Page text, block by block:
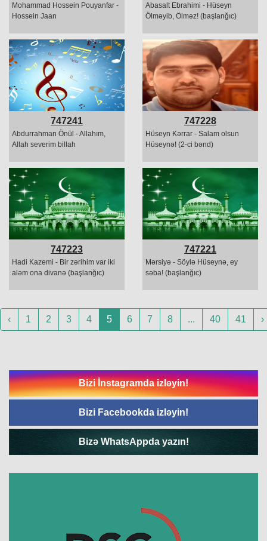
Mohammad Hossein Pouyanfar -
Hossein Jaan
Abasalt Ebrahimi - Hüseyn
Ölməyib, Ölməz! (başlanğıc)
747241
Abdurrahman Önül - Allahım,
Allah severim billah
747228
Hüseyn Kərrar - Salam olsun
Hüseynə! (2-ci bənd)
747223
Hadi Kazemi - Bir zərihim var iki
aləm ona divanə (başlanğıc)
747221
Mərsiyə - Söylə Hüseynə, ey
səba! (başlanğıc)
‹ 1 2 3 4 5 6 7 8 ... 40 41 ›
Bizi İnstagramda izləyin!
Bizi Facebookda izləyin!
Bizə WhatsAppda yazın!